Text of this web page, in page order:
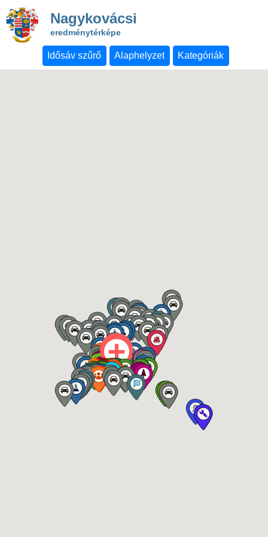
Nagykovácsi
eredménytérképe
Kategóriák
Alaphelyzet
Idősáv szűrő